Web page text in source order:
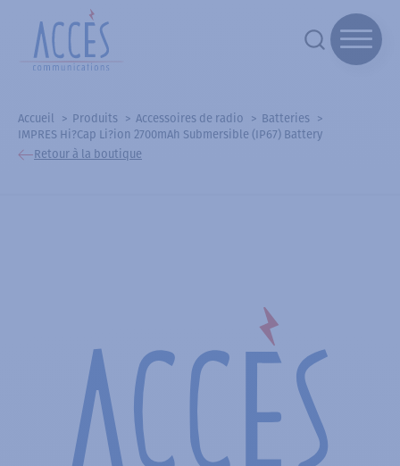
Accueil Produits Accessoires de radio
Batteries
IMPRES Hi?Cap Li?ion 2700mAh Submersible (IP67) Battery
Retour à la boutique